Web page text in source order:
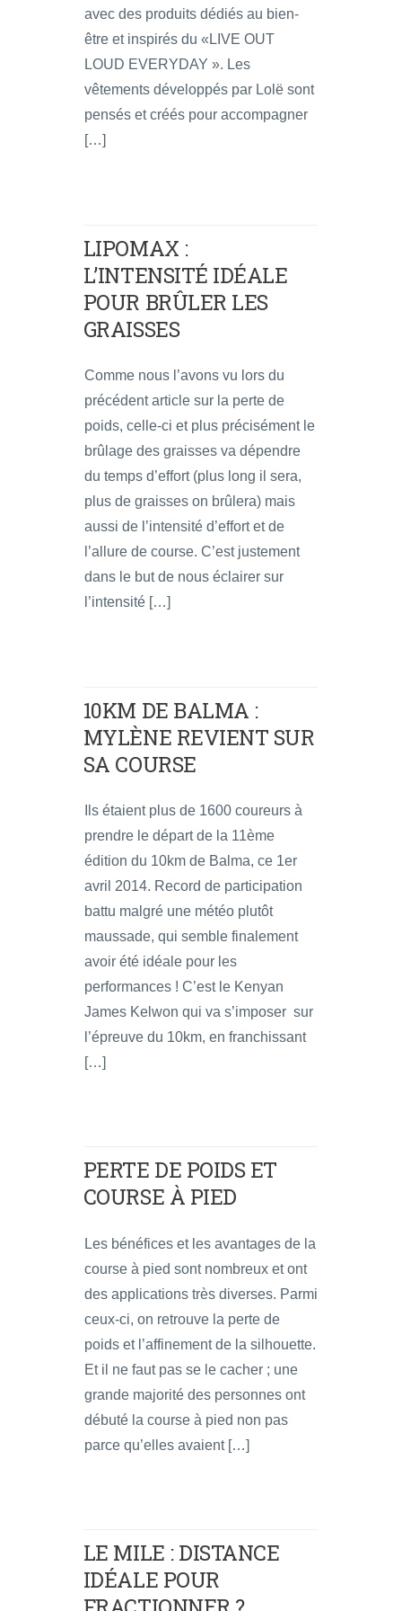
avec des produits dédiés au bien-
être et inspirés du «LIVE OUT
LOUD EVERYDAY ». Les
vêtements développés par Lolë sont
pensés et créés pour accompagner
[…]
LIPOMAX :
L’INTENSITÉ IDÉALE
POUR BRÛLER LES
GRAISSES
Comme nous l’avons vu lors du
précédent article sur la perte de
poids, celle-ci et plus précisément le
brûlage des graisses va dépendre
du temps d’effort (plus long il sera,
plus de graisses on brûlera) mais
aussi de l’intensité d’effort et de
l’allure de course. C’est justement
dans le but de nous éclairer sur
l’intensité […]
10KM DE BALMA :
MYLÈNE REVIENT SUR
SA COURSE
Ils étaient plus de 1600 coureurs à
prendre le départ de la 11ème
édition du 10km de Balma, ce 1er
avril 2014. Record de participation
battu malgré une météo plutôt
maussade, qui semble finalement
avoir été idéale pour les
performances ! C’est le Kenyan
James Kelwon qui va s’imposer sur
l’épreuve du 10km, en franchissant
[…]
PERTE DE POIDS ET
COURSE À PIED
Les bénéfices et les avantages de la
course à pied sont nombreux et ont
des applications très diverses. Parmi
ceux-ci, on retrouve la perte de
poids et l’affinement de la silhouette.
Et il ne faut pas se le cacher ; une
grande majorité des personnes ont
débuté la course à pied non pas
parce qu’elles avaient […]
LE MILE : DISTANCE
IDÉALE POUR